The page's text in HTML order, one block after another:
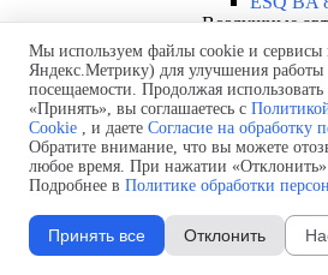
Воздушные
выключатели
ESQ
2500A
ESQ
800A
ESQ
630A
ESQ
2000A
ESQ
Мы используем файлы cookie и сервисы
Яндекс.Метрику) для улучшения работы
посещаемости. Продолжая
«Принять», вы соглашаетесь с
Cookie , и даете Согласие на обработку
Обратите внимание, что вы можете
любое время. При нажатии
Подробнее в Политике обработки
Принять все Отклонить